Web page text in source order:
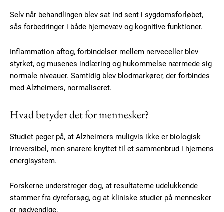
Gratis / forever
Praesent euismod ac
Ut mollis pellentesque tortor
Selv når behandlingen blev sat ind sent i sygdomsforløbet,
sås forbedringer i både hjernevæv og kognitive funktioner.
Inflammation aftog, forbindelser mellem nerveceller blev
styrket, og musenes indlæring og hukommelse nærmede sig
normale niveauer. Samtidig blev blodmarkører, der forbindes
med Alzheimers, normaliseret.
Hvad betyder det for mennesker?
Studiet peger på, at Alzheimers muligvis ikke er biologisk
irreversibel, men snarere knyttet til et sammenbrud i hjernens
energisystem.
Forskerne understreger dog, at resultaterne udelukkende
stammer fra dyreforsøg, og at kliniske studier på mennesker